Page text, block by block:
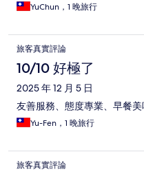
YuChun，1 晚旅行
旅客真實評論
10/10 好極了
2025 年 12 月 5 日
友善服務、態度專業、早餐美
Yu-Fen，1 晚旅行
旅客真實評論